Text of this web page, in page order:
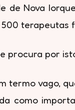
de Nova
terapeutas
procura por
termo vago,
como